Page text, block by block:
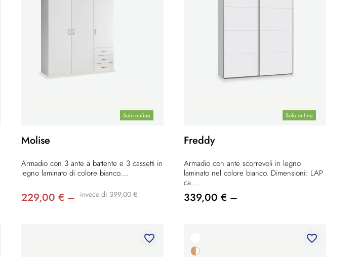
Solo online
Molise
Armadio con 3 ante a battente e 3 cassetti in
legno laminato di colore bianco....
229,00 € – invece di 399,00 €
Solo online
Freddy
Armadio con ante scorrevoli in legno
laminato nel colore bianco. Dimensioni: LAP
ca....
339,00 € –
favorite_border favorite_border